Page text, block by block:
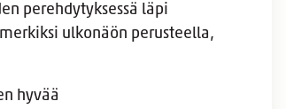
perehdytyksessä läpi
ulkonäön perusteella,
hyvää